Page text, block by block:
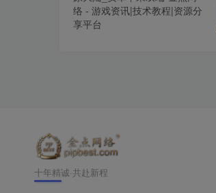
十年精诚·共赴新程